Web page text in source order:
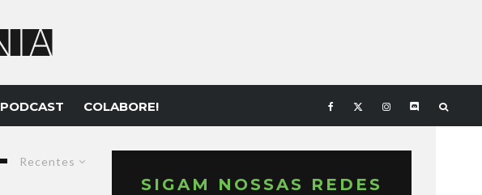
PODCAST COLABORE!
Recentes
SIGAM NOSSAS REDES